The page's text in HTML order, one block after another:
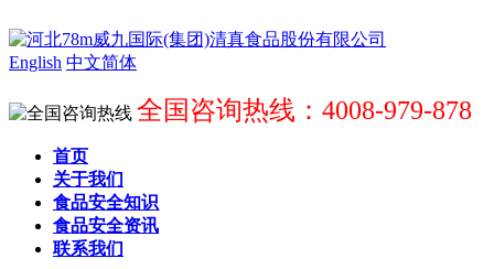
English 中文简体
全国咨询热线：4008-979-878
首页
关于我们
食品安全知识
食品安全资讯
联系我们